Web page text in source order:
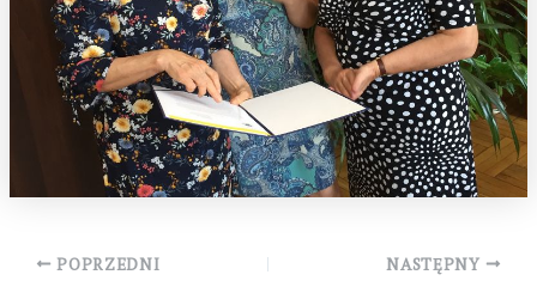
Post
POPRZEDNI NASTĘPNY